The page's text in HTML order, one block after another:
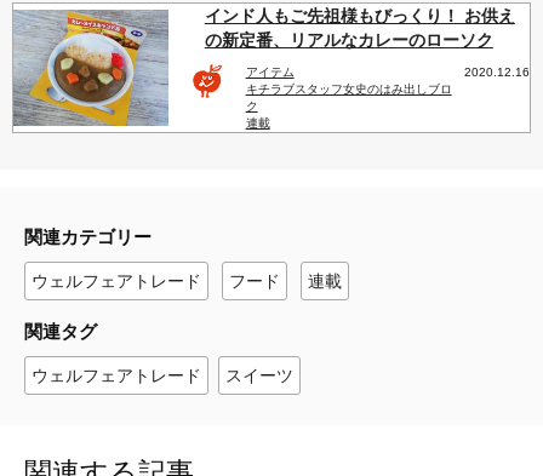
インド人もご先祖様もびっくり！ お供え
の新定番、リアルなカレーのローソク
アイテム
キチラブスタッフ女史のはみ出しブロ
ク
連載
2020.12.16
関連カテゴリー
ウェルフェアトレード フード 連載
関連タグ
ウェルフェアトレード スイーツ